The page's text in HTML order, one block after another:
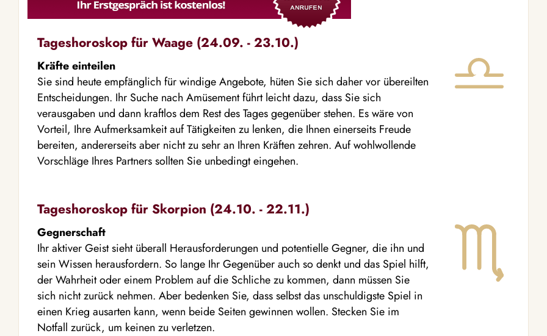
Tageshoroskop für Waage (24.09. - 23.10.)
Kräfte einteilen
Sie sind heute empfänglich für windige Angebote, hüten Sie sich daher vor übereilten
Entscheidungen. Ihr Suche nach Amüsement führt leicht dazu, dass Sie sich
verausgaben und dann kraftlos dem Rest des Tages gegenüber stehen. Es wäre von
Vorteil, Ihre Aufmerksamkeit auf Tätigkeiten zu lenken, die Ihnen einerseits Freude
bereiten, andererseits aber nicht zu sehr an Ihren Kräften zehren. Auf wohlwollende
Vorschläge Ihres Partners sollten Sie unbedingt eingehen.
Tageshoroskop für Skorpion (24.10. - 22.11.)
Gegnerschaft
Ihr aktiver Geist sieht überall Herausforderungen und potentielle Gegner, die ihn und
sein Wissen herausfordern. So lange Ihr Gegenüber auch so denkt und das Spiel hilft,
der Wahrheit oder einem Problem auf die Schliche zu kommen, dann müssen Sie
sich nicht zurück nehmen. Aber bedenken Sie, dass selbst das unschuldigste Spiel in
einen Krieg ausarten kann, wenn beide Seiten gewinnen wollen. Stecken Sie im
Notfall zurück, um keinen zu verletzen.